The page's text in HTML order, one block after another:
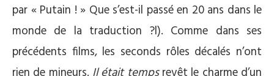
par « Putain ! » Que s’est-il passé en 20 ans dans le
monde de la traduction ?l). Comme dans ses
précédents films, les seconds rôles décalés n’ont